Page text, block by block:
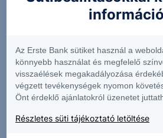
MOL: Az erős működési
ELEMZÉS
Az Erste Bank sütiket használ a
könnyebb használat és megfelelő
visszaélések megakadályozása
végzett tevékenységek nyomon
Önt érdeklő ajánlatokról üzenetet
Részletes süti tájékoztató letöltése